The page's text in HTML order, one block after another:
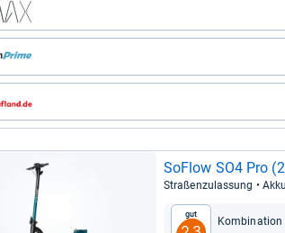
SoFlow SO4 Pro
Stra­ßen­zu­las­sung •
Gut
Kom­bi­na­tion